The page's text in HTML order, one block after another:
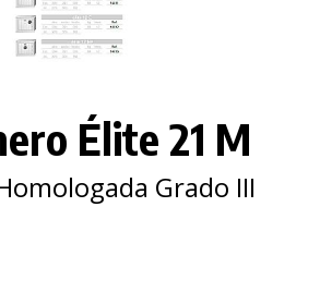
Élite 21 M
Grado III